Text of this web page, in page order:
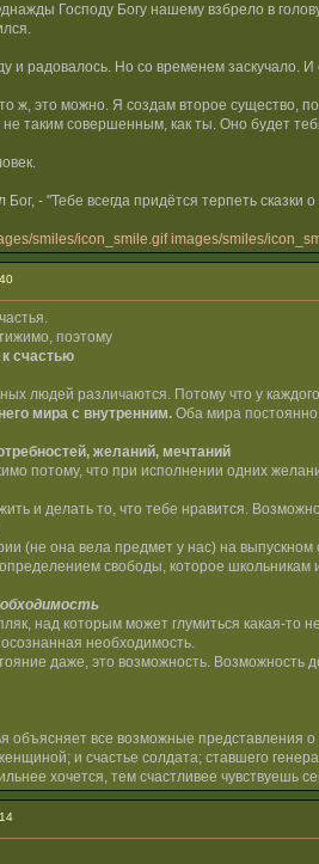
Господу Богу нашему взбрело в
и радовалось. Но со временем заскучало.
ж, это можно. Я создам второе существо,
таким совершенным, как ты. Оно будет
- "Тебе всегда придётся терпеть
smiles/icon_smile.gif images/smiles/
поэтому
счастью
людей различаются. Потому что у
мира с внутренним. Оба мира постоянно
желаний, мечтаний
потому, что при исполнении одних
и делать то, что тебе нравится.
(не она вела предмет у нас) на
свободы, которое школьникам
над которым может глумиться какая-
необходимость.
даже, это возможность.
объясняет все возможные представления
и счастье солдата; ставшего
хочется, тем счастливее чувствуешь